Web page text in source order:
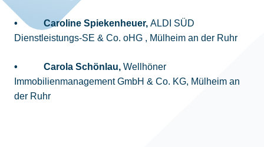
• Caroline Spiekenheuer, ALDI SÜD
Dienstleistungs-SE & Co. oHG , Mülheim an der Ruhr
• Carola Schönlau, Wellhöner
Immobilienmanagement GmbH & Co. KG, Mülheim an
der Ruhr